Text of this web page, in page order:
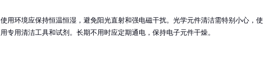
使用环境应保持恒温恒湿，避免阳光直射和强电磁干扰。光学元件清洁需特别小心，使
用专用清洁工具和试剂。长期不用时应定期通电，保持电子元件干燥。